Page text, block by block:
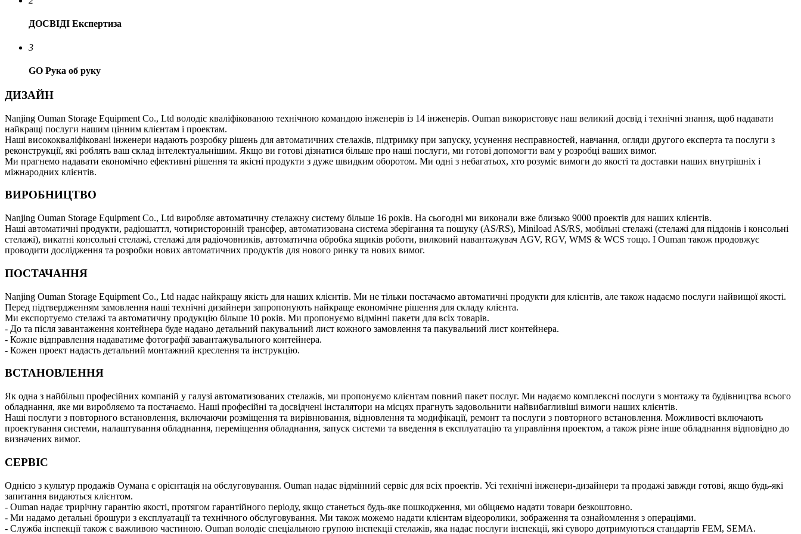
ДОСВІДІ Експертиза
3
GO Рука об руку
ДИЗАЙН
Nanjing Ouman Storage Equipment Co., Ltd володіє кваліфікованою технічною командою інженерів із 14 інженерів. Ouman використовує наш великий досвід і технічні знання, щоб надавати
найкращі послуги нашим цінним клієнтам і проектам.
Наші висококваліфіковані інженери надають розробку рішень для автоматичних стелажів, підтримку при запуску, усунення несправностей, навчання, огляди другого експерта та послуги з
реконструкції, які роблять ваш склад інтелектуальнішим. Якщо ви готові дізнатися більше про наші послуги, ми готові допомогти вам у розробці ваших вимог.
Ми прагнемо надавати економічно ефективні рішення та якісні продукти з дуже швидким оборотом. Ми одні з небагатьох, хто розуміє вимоги до якості та доставки наших внутрішніх і
міжнародних клієнтів.
ВИРОБНИЦТВО
Nanjing Ouman Storage Equipment Co., Ltd виробляє автоматичну стелажну систему більше 16 років. На сьогодні ми виконали вже близько 9000 проектів для наших клієнтів.
Наші автоматичні продукти, радіошаттл, чотиристоронній трансфер, автоматизована система зберігання та пошуку (AS/RS), Miniload AS/RS, мобільні стелажі (стелажі для піддонів і консольні
стелажі), викатні консольні стелажі, стелажі для радіочовників, автоматична обробка ящиків роботи, вилковий навантажувач AGV, RGV, WMS & WCS тощо. І Ouman також продовжує
проводити дослідження та розробки нових автоматичних продуктів для нового ринку та нових вимог.
ПОСТАЧАННЯ
Nanjing Ouman Storage Equipment Co., Ltd надає найкращу якість для наших клієнтів. Ми не тільки постачаємо автоматичні продукти для клієнтів, але також надаємо послуги найвищої якості.
Перед підтвердженням замовлення наші технічні дизайнери запропонують найкраще економічне рішення для складу клієнта.
Ми експортуємо стелажі та автоматичну продукцію більше 10 років. Ми пропонуємо відмінні пакети для всіх товарів.
- До та після завантаження контейнера буде надано детальний пакувальний лист кожного замовлення та пакувальний лист контейнера.
- Кожне відправлення надаватиме фотографії завантажувального контейнера.
- Кожен проект надасть детальний монтажний креслення та інструкцію.
ВСТАНОВЛЕННЯ
Як одна з найбільш професійних компаній у галузі автоматизованих стелажів, ми пропонуємо клієнтам повний пакет послуг. Ми надаємо комплексні послуги з монтажу та будівництва всього
обладнання, яке ми виробляємо та постачаємо. Наші професійні та досвідчені інсталятори на місцях прагнуть задовольнити найвибагливіші вимоги наших клієнтів.
Наші послуги з повторного встановлення, включаючи розміщення та вирівнювання, відновлення та модифікації, ремонт та послуги з повторного встановлення. Можливості включають
проектування системи, налаштування обладнання, переміщення обладнання, запуск системи та введення в експлуатацію та управління проектом, а також різне інше обладнання відповідно до
визначених вимог.
СЕРВІС
Однією з культур продажів Оумана є орієнтація на обслуговування. Ouman надає відмінний сервіс для всіх проектів. Усі технічні інженери-дизайнери та продажі завжди готові, якщо будь-які
запитання видаються клієнтом.
- Ouman надає трирічну гарантію якості, протягом гарантійного періоду, якщо станеться будь-яке пошкодження, ми обіцяємо надати товари безкоштовно.
- Ми надамо детальні брошури з експлуатації та технічного обслуговування. Ми також можемо надати клієнтам відеоролики, зображення та ознайомлення з операціями.
- Служба інспекції також є важливою частиною. Ouman володіє спеціальною групою інспекції стелажів, яка надає послуги інспекції, які суворо дотримуються стандартів FEM, SEMA.